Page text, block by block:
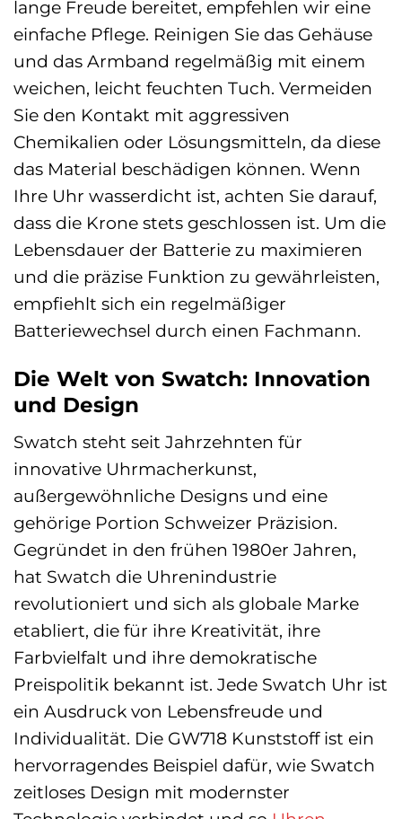
lange Freude bereitet, empfehlen wir eine
einfache Pflege. Reinigen Sie das Gehäuse
und das Armband regelmäßig mit einem
weichen, leicht feuchten Tuch. Vermeiden
Sie den Kontakt mit aggressiven
Chemikalien oder Lösungsmitteln, da diese
das Material beschädigen können. Wenn
Ihre Uhr wasserdicht ist, achten Sie darauf,
dass die Krone stets geschlossen ist. Um die
Lebensdauer der Batterie zu maximieren
und die präzise Funktion zu gewährleisten,
empfiehlt sich ein regelmäßiger
Batteriewechsel durch einen Fachmann.
Die Welt von Swatch: Innovation
und Design
Swatch steht seit Jahrzehnten für
innovative Uhrmacherkunst,
außergewöhnliche Designs und eine
gehörige Portion Schweizer Präzision.
Gegründet in den frühen 1980er Jahren,
hat Swatch die Uhrenindustrie
revolutioniert und sich als globale Marke
etabliert, die für ihre Kreativität, ihre
Farbvielfalt und ihre demokratische
Preispolitik bekannt ist. Jede Swatch Uhr ist
ein Ausdruck von Lebensfreude und
Individualität. Die GW718 Kunststoff ist ein
hervorragendes Beispiel dafür, wie Swatch
zeitloses Design mit modernster